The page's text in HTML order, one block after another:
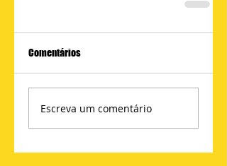
Comentários
Escreva um comentário